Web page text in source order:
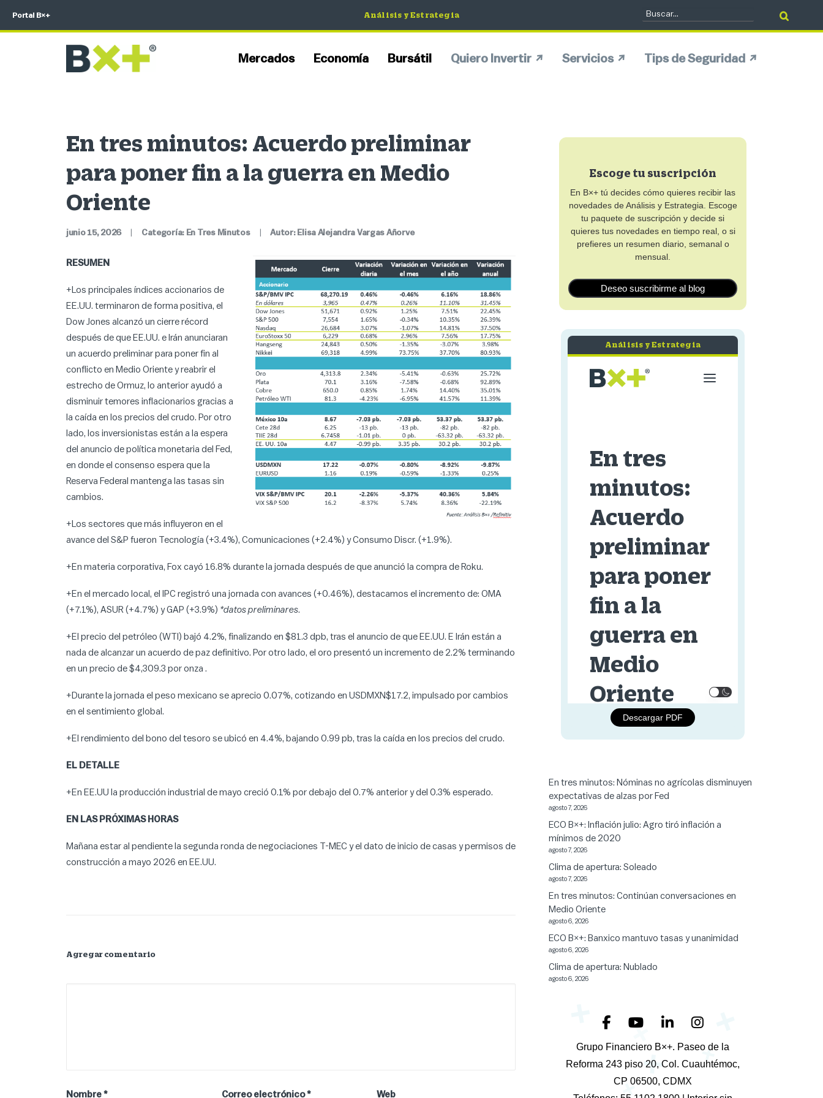
Portal B×+ Análisis y Estrategia
Mercados Economía Bursátil Quiero Invertir Servicios Tips de Seguridad
En tres minutos: Acuerdo preliminar
para poner fin a la guerra en Medio
Oriente
junio 15, 2026 Categoría: En Tres Minutos Autor: Elisa Alejandra Vargas Añorve
RESUMEN
+Los principales índices accionarios de
EE.UU. terminaron de forma positiva, el
Dow Jones alcanzó un cierre récord
después de que EE.UU. e Irán anunciaran
un acuerdo preliminar para poner fin al
conflicto en Medio Oriente y reabrir el
estrecho de Ormuz, lo anterior ayudó a
disminuir temores inflacionarios gracias a
la caída en los precios del crudo. Por otro
lado, los inversionistas están a la espera
del anuncio de política monetaria del Fed,
en donde el consenso espera que la
Reserva Federal mantenga las tasas sin
cambios.
+Los sectores que más influyeron en el
avance del S&P fueron Tecnología (+3.4%), Comunicaciones (+2.4%) y Consumo Discr. (+1.9%).
+En materia corporativa, Fox cayó 16.8% durante la jornada después de que anunció la compra de Roku.
+En el mercado local, el IPC registró una jornada con avances (+0.46%), destacamos el incremento de: OMA
(+7.1%), ASUR (+4.7%) y GAP (+3.9%) *datos preliminares.
+El precio del petróleo (WTI) bajó 4.2%, finalizando en $81.3 dpb, tras el anuncio de que EE.UU. E Irán están a
nada de alcanzar un acuerdo de paz definitivo. Por otro lado, el oro presentó un incremento de 2.2% terminando
en un precio de $4,309.3 por onza .
+Durante la jornada el peso mexicano se aprecio 0.07%, cotizando en USDMXN$17.2, impulsado por cambios
en el sentimiento global.
+El rendimiento del bono del tesoro se ubicó en 4.4%, bajando 0.99 pb, tras la caída en los precios del crudo.
EL DETALLE
+En EE.UU la producción industrial de mayo creció 0.1% por debajo del 0.7% anterior y del 0.3% esperado.
EN LAS PRÓXIMAS HORAS
Mañana estar al pendiente la segunda ronda de negociaciones T-MEC y el dato de inicio de casas y permisos de
construcción a mayo 2026 en EE.UU.
Agregar comentario
Nombre * Correo electrónico* Web
Escoge tu suscripción
En B×+ tú decides cómo quieres recibir las
novedades de Análisis y Estrategia. Escoge
tu paquete de suscripción y decide si
quieres tus novedades en tiempo real, o si
prefieres un resumen diario, semanal o
mensual.
Deseo suscribirme al blog
Descargar PDF
En tres minutos: Nóminas no agrícolas disminuyen
expectativas de alzas por Fed
agosto 7, 2026
ECO B×+: Inflación julio: Agro tiró inflación a
mínimos de 2020
agosto 7, 2026
Clima de apertura: Soleado
agosto 7, 2026
En tres minutos: Continúan conversaciones en
Medio Oriente
agosto 6, 2026
ECO B×+: Banxico mantuvo tasas y unanimidad
agosto 6, 2026
Clima de apertura: Nublado
agosto 6, 2026
+
+
+
+
Grupo Financiero B×+. Paseo de la
Reforma 243 piso 20, Col. Cuauhtémoc,
CP 06500, CDMX